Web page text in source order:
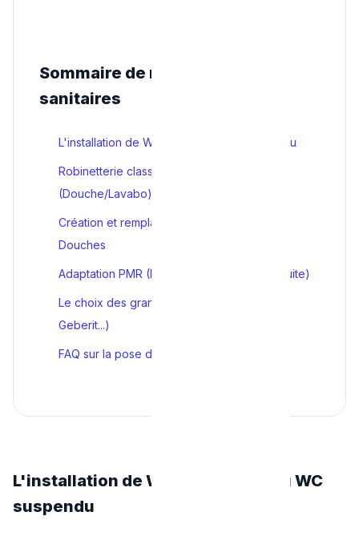
Sommaire de nos services
sanitaires
L'installation de WC : Le succès du suspendu
Robinetterie classique et encastrée
(Douche/Lavabo)
Création et remplacement de Baignoires et
Douches
Adaptation PMR (Personnes à Mobilité Réduite)
Le choix des grandes marques (Grohe,
Geberit...)
FAQ sur la pose de sanitaires
L'installation de WC : Le succès du WC
suspendu